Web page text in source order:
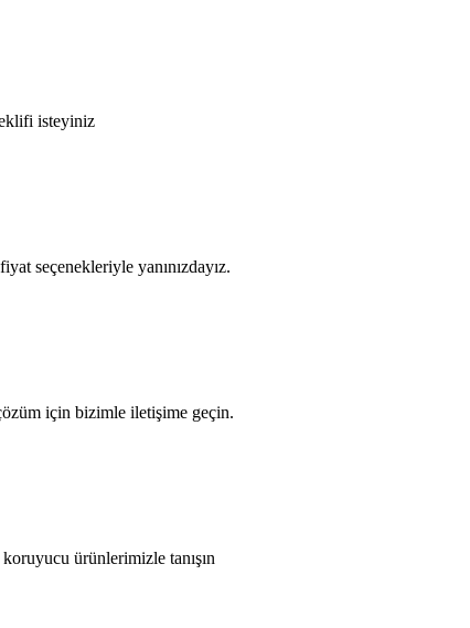
isteyiniz
seçenekleriyle yanınızdayız.
için bizimle iletişime geçin.
ürünlerimizle tanışın